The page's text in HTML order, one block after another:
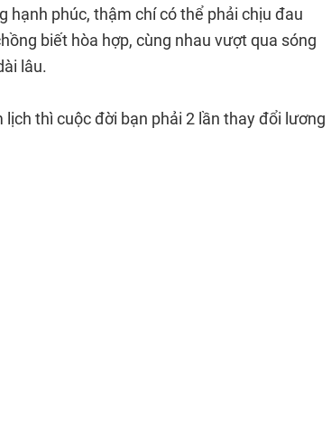
hạnh phúc, thậm chí có thể phải chịu đau
biết hòa hợp, cùng nhau vượt qua sóng
lâu.
lịch thì cuộc đời bạn phải 2 lần thay đổi lương